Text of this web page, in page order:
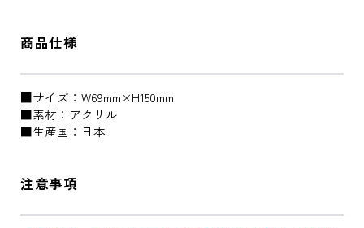
商品仕様
■サイズ：W69mm×H150mm
■素材：アクリル
■生産国：日本
注意事項